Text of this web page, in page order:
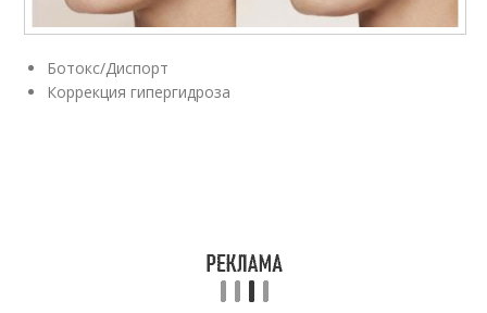
Ботокс/Диспорт
Коррекция гипергидроза